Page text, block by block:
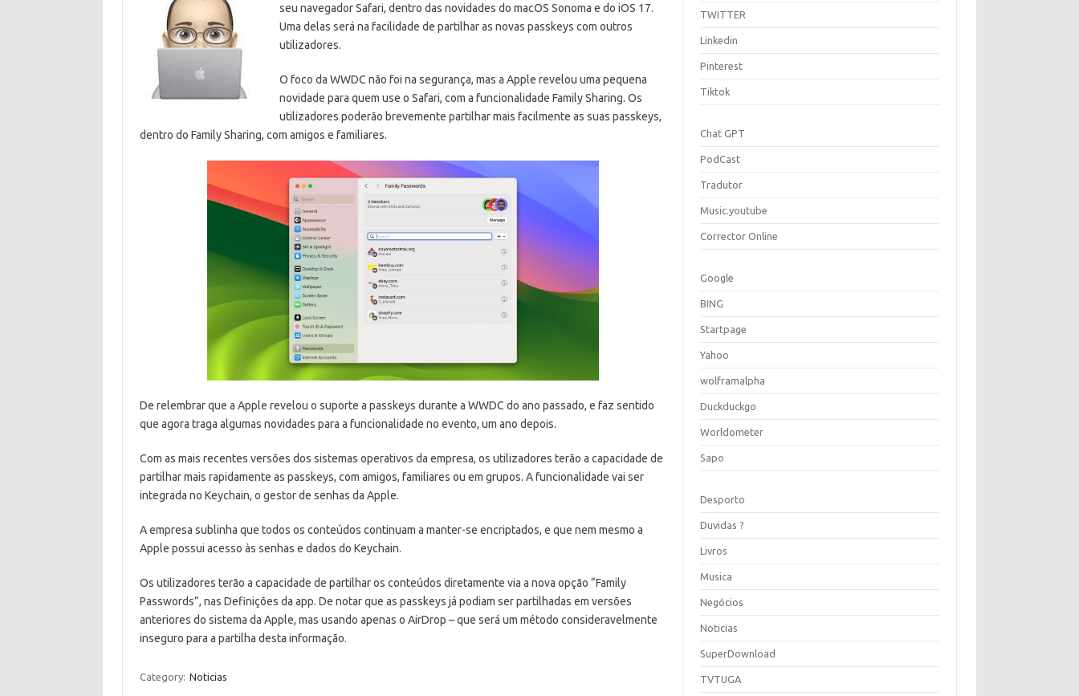
seu navegador Safari, dentro das novidades do macOS Sonoma e do iOS 17.
Uma delas será na facilidade de partilhar as novas passkeys com outros
utilizadores.
O foco da WWDC não foi na segurança, mas a Apple revelou uma pequena
novidade para quem use o Safari, com a funcionalidade Family Sharing. Os
utilizadores poderão brevemente partilhar mais facilmente as suas passkeys,
dentro do Family Sharing, com amigos e familiares.
De relembrar que a Apple revelou o suporte a passkeys durante a WWDC do ano passado, e faz sentido
que agora traga algumas novidades para a funcionalidade no evento, um ano depois.
Com as mais recentes versões dos sistemas operativos da empresa, os utilizadores terão a capacidade de
partilhar mais rapidamente as passkeys, com amigos, familiares ou em grupos. A funcionalidade vai ser
integrada no Keychain, o gestor de senhas da Apple.
A empresa sublinha que todos os conteúdos continuam a manter-se encriptados, e que nem mesmo a
Apple possui acesso às senhas e dados do Keychain.
Os utilizadores terão a capacidade de partilhar os conteúdos diretamente via a nova opção “Family
Passwords”, nas Definições da app. De notar que as passkeys já podiam ser partilhadas em versões
anteriores do sistema da Apple, mas usando apenas o AirDrop – que será um método consideravelmente
inseguro para a partilha desta informação.
Category: Noticias
TWITTER
Linkedin
Pinterest
Tiktok
Chat GPT
PodCast
Tradutor
Music.youtube
Corrector Online
Google
BING
Startpage
Yahoo
wolframalpha
Duckduckgo
Worldometer
Sapo
Desporto
Duvidas ?
Livros
Musica
Negócios
Noticias
SuperDownload
TVTUGA